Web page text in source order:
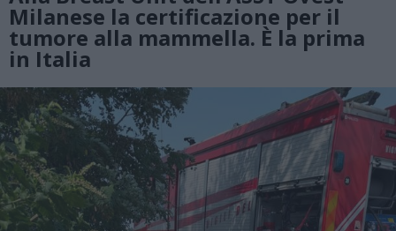
Milanese la certificazione per il
tumore alla mammella. È la prima
in Italia